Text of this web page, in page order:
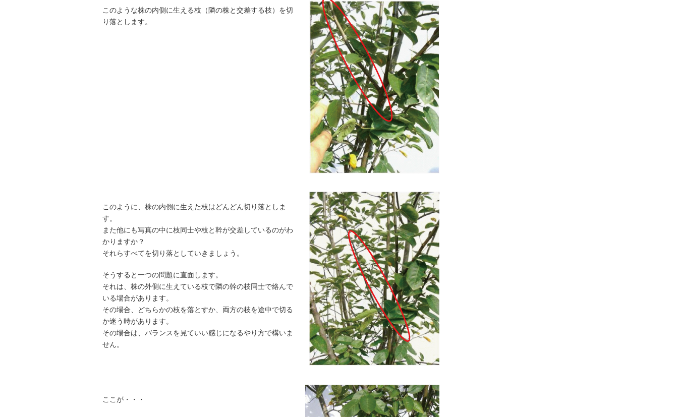
このような株の内側に生える枝（隣の株と交差する枝）を切
り落とします。
このように、株の内側に生えた枝はどんどん切り落としま
す。
また他にも写真の中に枝同士や枝と幹が交差しているのがわ
かりますか？
それらすべてを切り落としていきましょう。
そうすると一つの問題に直面します。
それは、株の外側に生えている枝で隣の幹の枝同士で絡んで
いる場合があります。
その場合、どちらかの枝を落とすか、両方の枝を途中で切る
か迷う時があります。
その場合は、バランスを見ていい感じになるやり方で構いま
せん。
ここが・・・